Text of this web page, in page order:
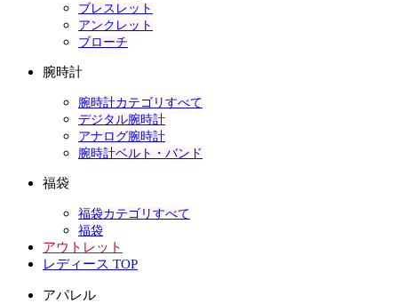
ブレスレット
アンクレット
ブローチ
腕時計
腕時計カテゴリすべて
デジタル腕時計
アナログ腕時計
腕時計ベルト・バンド
福袋
福袋カテゴリすべて
福袋
アウトレット
レディース TOP
アパレル